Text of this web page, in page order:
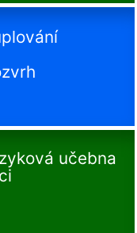
učebna